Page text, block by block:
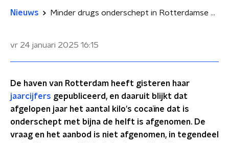
Nieuws Minder drugs onderschept in Rotterdamse haven: 'Waar is die coke gebleven?'
vr 24 januari 2025 16:15
De haven van Rotterdam heeft gisteren haar
jaarcijfers gepubliceerd, en daaruit blijkt dat
afgelopen jaar het aantal kilo's cocaïne dat is
onderschept met bijna de helft is afgenomen. De
vraag en het aanbod is niet afgenomen, in tegendeel